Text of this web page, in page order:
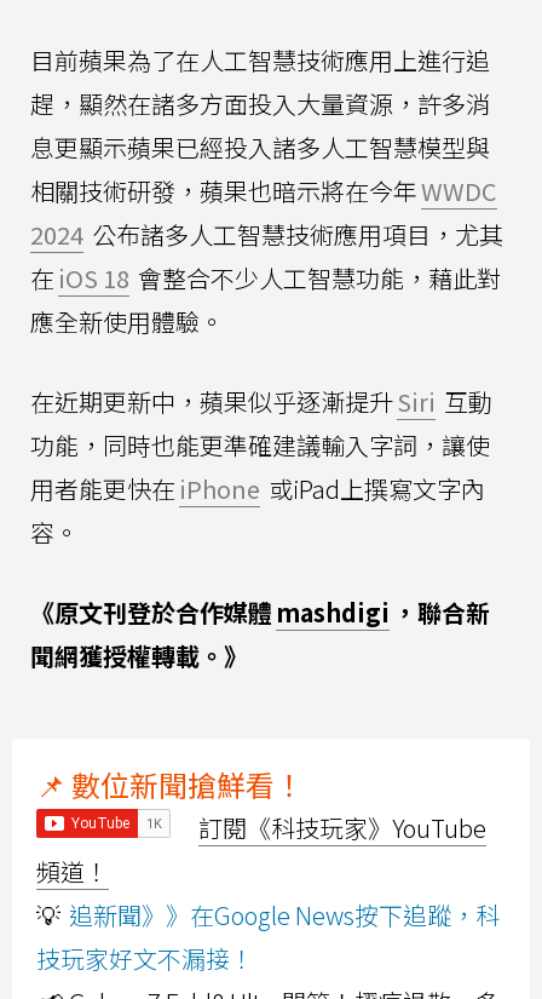
目前蘋果為了在人工智慧技術應用上進行追
趕，顯然在諸多方面投入大量資源，許多消
息更顯示蘋果已經投入諸多人工智慧模型與
相關技術研發，蘋果也暗示將在今年WWDC
2024 公布諸多人工智慧技術應用項目，尤其
在 iOS 18 會整合不少人工智慧功能，藉此對
應全新使用體驗。
在近期更新中，蘋果似乎逐漸提升Siri 互動
功能，同時也能更準確建議輸入字詞，讓使
用者能更快在 iPhone 或iPad上撰寫文字內
容。
《原文刊登於合作媒體 mashdigi ，聯合新
聞網獲授權轉載。》
📌 數位新聞搶鮮看！
訂閱《科技玩家》YouTube
頻道！
💡 追新聞》》在Google News按下追蹤，科
技玩家好文不漏接！